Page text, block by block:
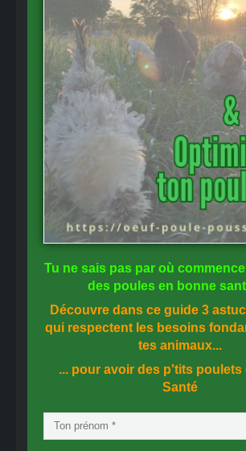
Tu ne sais pas par où
des poules en bonne
Découvre dans ce guide 3
qui respectent les besoins
tes animaux...
... pour avoir des p'tits poulets
Santé